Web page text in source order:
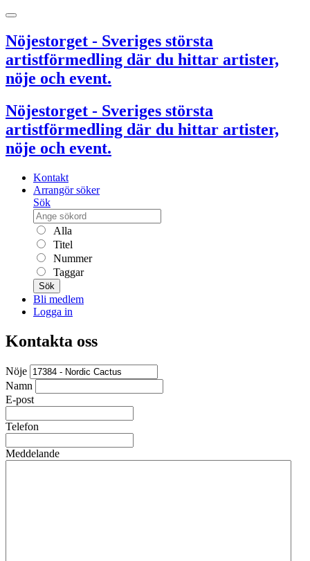
Nöjestorget - Sveriges största
artistförmedling där du hittar artister,
nöje och event.
Nöjestorget - Sveriges största
artistförmedling där du hittar artister,
nöje och event.
Kontakt
Arrangör söker
Sök
Alla
Titel
Nummer
Taggar
Sök
Bli medlem
Logga in
Kontakta oss
Nöje
Namn
E-post
Telefon
Meddelande